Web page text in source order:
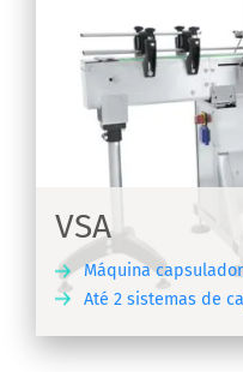
VSA
Máquina
Até 2 sistemas de